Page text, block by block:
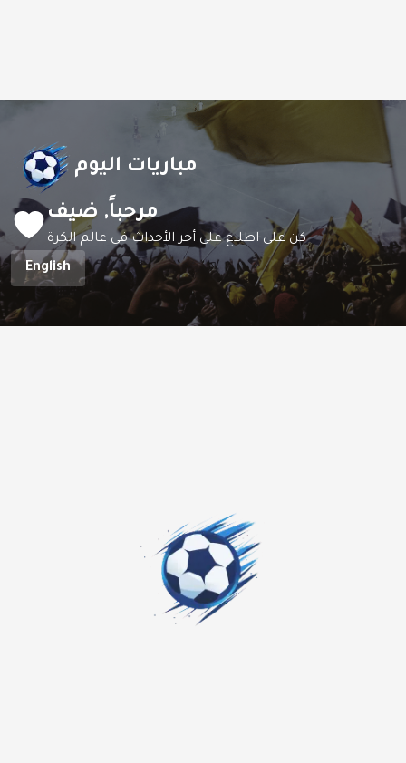
مباريات اليوم
مرحباً, ضيف
كن على اطلاع على أخر الأحداث في عالم الكرة
English